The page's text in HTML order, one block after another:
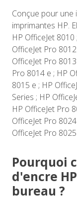
Conçue pour une
imprimantes HP.
HP OfficeJet
OfficeJet Pro
OfficeJet Pro
Pro 8014 e ; HP
8015 e ; HP
Series ; HP
HP OfficeJet Pro
OfficeJet Pro
OfficeJet Pro
Pourquoi
d'encre
bureau ?